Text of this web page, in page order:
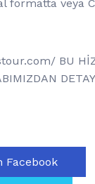
formatta veya
BU
Facebook